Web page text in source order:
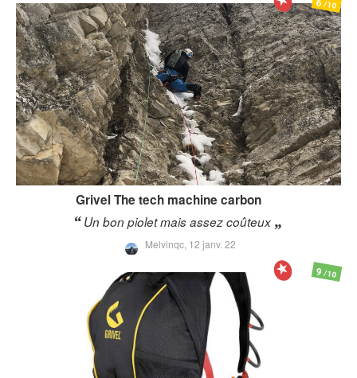
Grivel The tech machine carbon
Un bon piolet mais assez coûteux
Melvinqc, 12 janv. 22
6/10
9/10